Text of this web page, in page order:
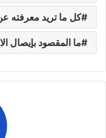
كل ما تريد معرفته عن
ما المقصود بإيصال